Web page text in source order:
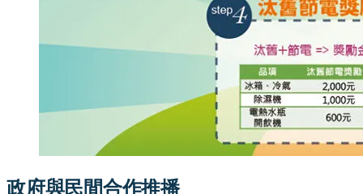
政府與民間合作推播